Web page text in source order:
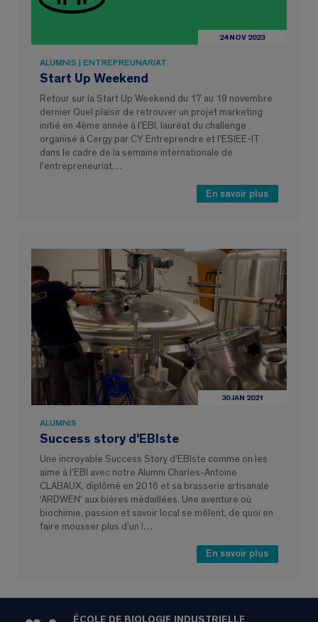
24 NOV 2023
ALUMNIS | ENTREPREUNARIAT
Start Up Weekend
Retour sur la Start Up Weekend du 17 au 19 novembre
dernier Quel plaisir de retrouver un projet marketing
initié en 4ème année à l’EBI, lauréat du challenge
organisé à Cergy par CY Entreprendre et l’ESIEE-IT
dans le cadre de la semaine internationale de
l’entrepreneuriat…
En savoir plus
30 JAN 2021
ALUMNIS
Success story d’EBIste
Une incroyable Success Story d’EBIste comme on les
aime à l’EBI avec notre Alumni Charles-Antoine
CLABAUX, diplômé en 2016 et sa brasserie artisanale
‘ARDWEN’ aux bières médaillées. Une aventure où
biochimie, passion et savoir local se mêlent, de quoi en
faire mousser plus d’un !…
En savoir plus
ÉCOLE DE BIOLOGIE INDUSTRIELLE